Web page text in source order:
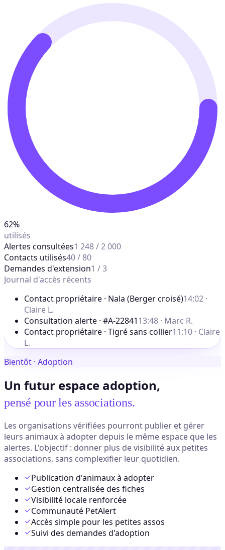
62%
utilisés
Alertes consultées1 248 / 2 000
Contacts utilisés40 / 80
Demandes d'extension1 / 3
Journal d'accès récents
Contact propriétaire · Nala (Berger croisé)14:02 ·
Claire L.
Consultation alerte · #A-2284113:48 · Marc R.
Contact propriétaire · Tigré sans collier11:10 · Claire
L.
Bientôt · Adoption
Un futur espace adoption,
pensé pour les associations.
Les organisations vérifiées pourront publier et gérer
leurs animaux à adopter depuis le même espace que les
alertes. L'objectif : donner plus de visibilité aux petites
associations, sans complexifier leur quotidien.
Publication d'animaux à adopter
Gestion centralisée des fiches
Visibilité locale renforcée
Communauté PetAlert
Accès simple pour les petites assos
Suivi des demandes d'adoption